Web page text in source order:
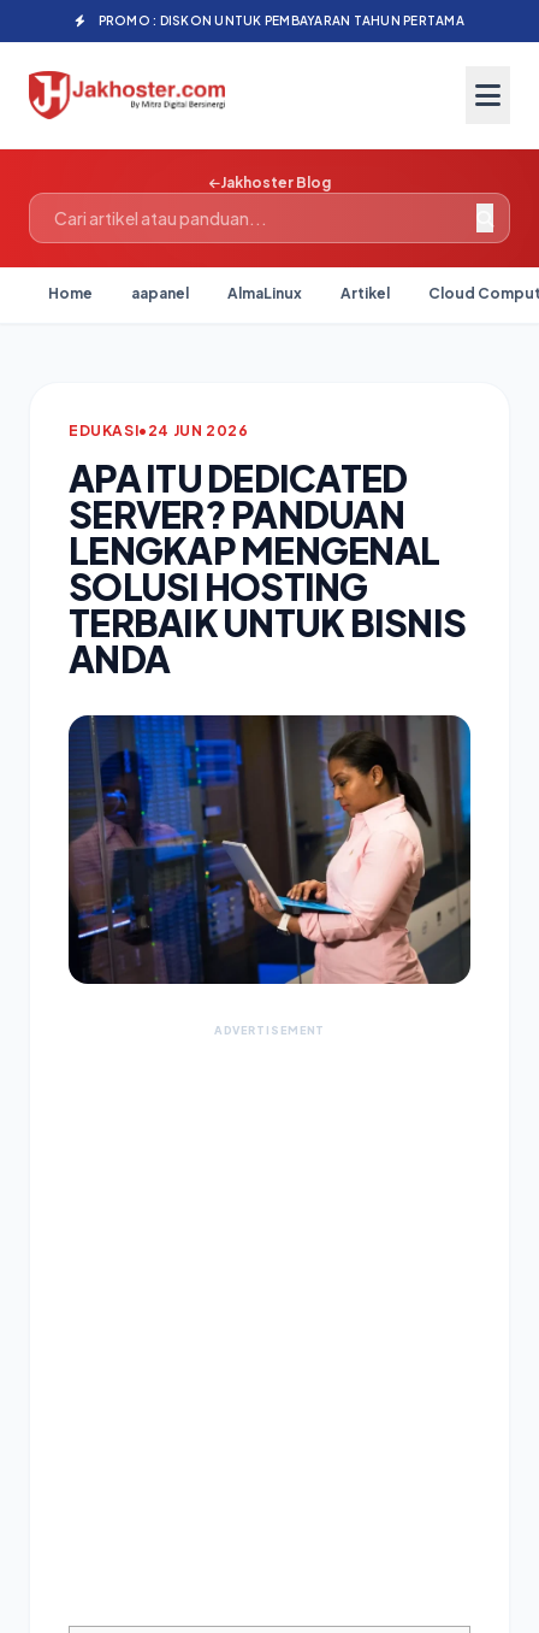
PROMO : DISKON UNTUK PEMBAYARAN TAHUN PERTAMA
Jakhoster Blog
Home aapanel AlmaLinux Artikel Cloud
EDUKASI• 24 JUN 2026
APA ITU DEDICATED
SERVER? PANDUAN
LENGKAP MENGENAL
SOLUSI HOSTING
TERBAIK UNTUK BISNIS
ANDA
ADVERTISEMENT